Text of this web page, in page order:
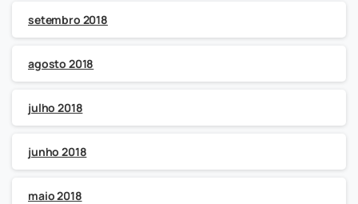
setembro 2018
agosto 2018
julho 2018
junho 2018
maio 2018